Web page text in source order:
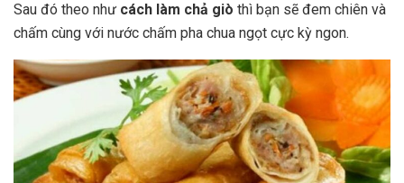
Sau đó theo như cách làm chả giò thì bạn sẽ đem chiên và
chấm cùng với nước chấm pha chua ngọt cực kỳ ngon.